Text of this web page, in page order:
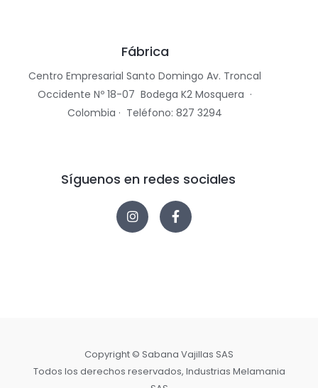
Fábrica
Centro Empresarial Santo Domingo Av. Troncal
Occidente Nº 18-07 Bodega K2 Mosquera ·
Colombia · Teléfono: 827 3294
Síguenos en redes sociales
Copyright © Sabana Vajillas SAS
Todos los derechos reservados, Industrias Melamania